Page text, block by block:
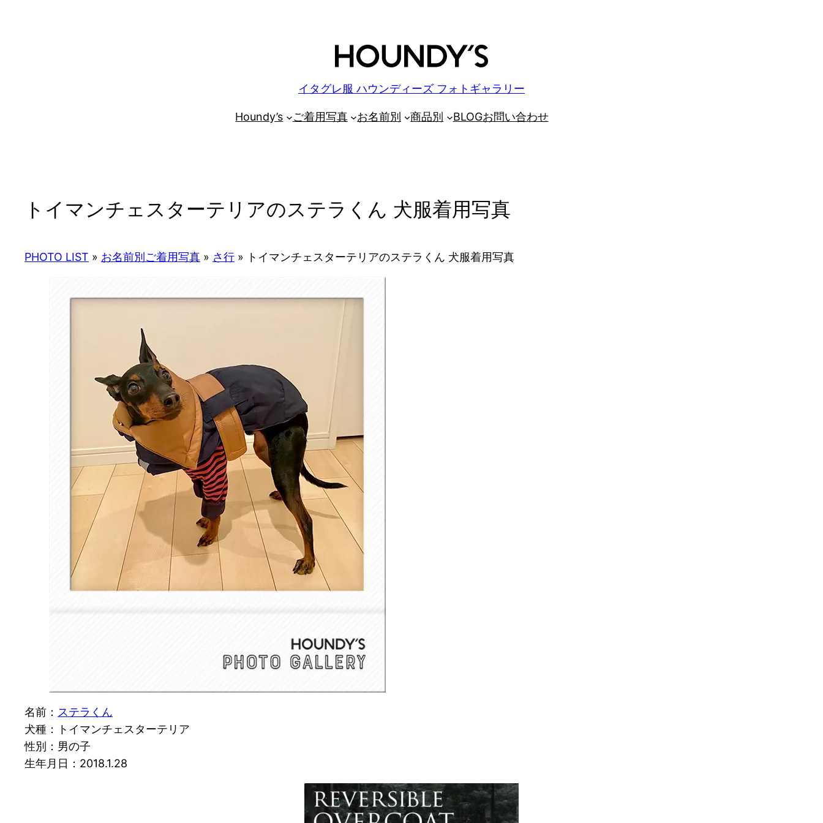
イタグレ服 ハウンディーズ フォトギャラリー
Houndy’s ご着用写真 お名前別 商品別 BLOGお問い合わせ
トイマンチェスターテリアのステラくん 犬服着用写真
PHOTO LIST » お名前別ご着用写真 » さ行 » トイマンチェスターテリアのステラくん 犬服着用写真
名前： ステラくん
犬種：トイマンチェスターテリア
性別：男の子
生年月日：2018.1.28